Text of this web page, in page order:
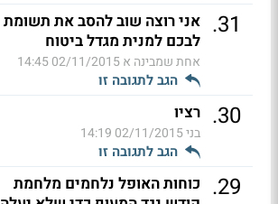
31
. אני רוצה שוב להסב את תשומת
לבכם למנית מגדל ביטוח
אחת שמבינה א02/11/2015 14:45
הגב לתגובה זו
30
. רציו
בני02/11/2015 14:19
הגב לתגובה זו
29
. כוחות האופל נלחמים מלחמת